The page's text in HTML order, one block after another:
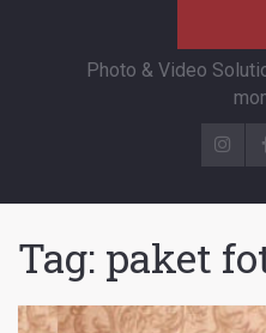
Photo & Video
Tag: paket